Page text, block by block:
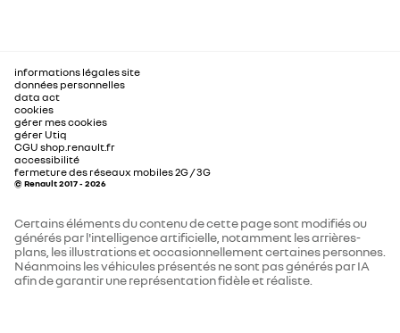
informations légales site
données personnelles
data act
cookies
gérer mes cookies
gérer Utiq
CGU shop.renault.fr
accessibilité
fermeture des réseaux mobiles 2G / 3G
© Renault 2017 - 2026
Certains éléments du contenu de cette page sont modifiés ou
générés par l'intelligence artificielle, notamment les arrières-
plans, les illustrations et occasionnellement certaines personnes.
Néanmoins les véhicules présentés ne sont pas générés par IA
afin de garantir une représentation fidèle et réaliste.